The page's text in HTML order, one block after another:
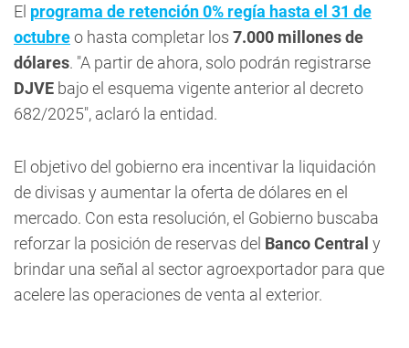
El programa de retención 0% regía hasta el 31 de
octubreo hasta completar los 7.000 millones de
dólares. "A partir de ahora, solo podrán registrarse
DJVE bajo el esquema vigente anterior al decreto
682/2025", aclaró la entidad.
El objetivo del gobierno era incentivar la liquidación
de divisas y aumentar la oferta de dólares en el
mercado. Con esta resolución, el Gobierno buscaba
reforzar la posición de reservas del Banco Central y
brindar una señal al sector agroexportador para que
acelere las operaciones de venta al exterior.